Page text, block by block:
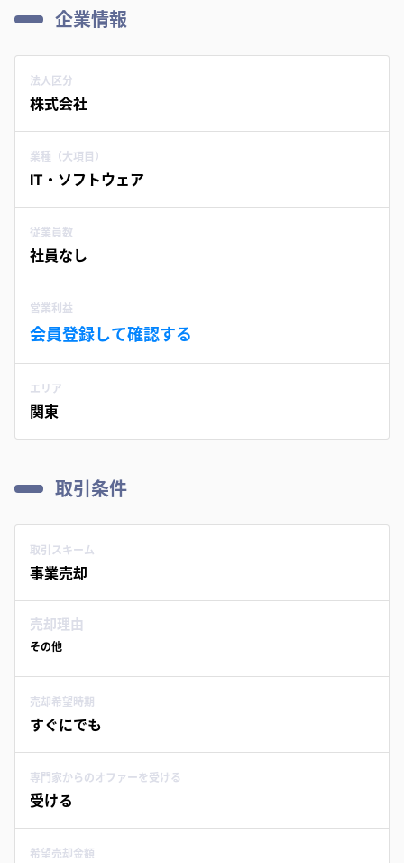
企業情報
法人区分
株式会社
業種（大項目）
IT・ソフトウェア
従業員数
社員なし
営業利益
会員登録して確認する
エリア
関東
取引条件
取引スキーム
事業売却
売却理由
その他
売却希望時期
すぐにでも
専門家からのオファーを受ける
受ける
希望売却金額